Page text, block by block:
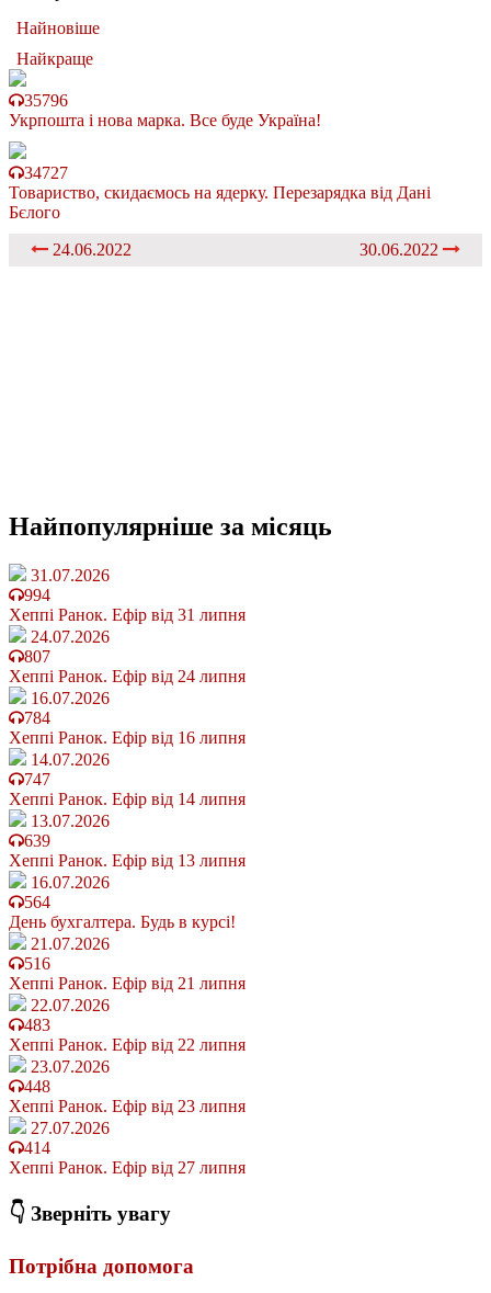
Найновіше
Найкраще
35796
Укрпошта і нова марка. Все буде Україна!
34727
Товариство, скидаємось на ядерку. Перезарядка від Дані
Бєлого
24.06.2022
30.06.2022
Найпопулярніше за місяць
31.07.2026
994
Хеппі Ранок. Ефір від 31 липня
24.07.2026
807
Хеппі Ранок. Ефір від 24 липня
16.07.2026
784
Хеппі Ранок. Ефір від 16 липня
14.07.2026
747
Хеппі Ранок. Ефір від 14 липня
13.07.2026
639
Хеппі Ранок. Ефір від 13 липня
16.07.2026
564
День бухгалтера. Будь в курсі!
21.07.2026
516
Хеппі Ранок. Ефір від 21 липня
22.07.2026
483
Хеппі Ранок. Ефір від 22 липня
23.07.2026
448
Хеппі Ранок. Ефір від 23 липня
27.07.2026
414
Хеппі Ранок. Ефір від 27 липня
👇 Зверніть увагу
Потрібна допомога